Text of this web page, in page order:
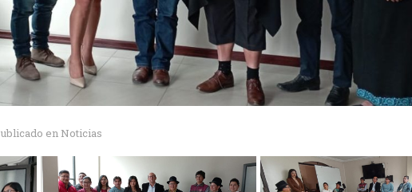
en Noticias